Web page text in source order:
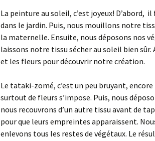
La peinture au soleil, c’est joyeux!
dans le jardin. Puis, nous mouillons notre
la maternelle. Ensuite, nous déposons nos
laissons notre tissu sécher au soleil bien
et les fleurs pour découvrir notre création.
Le tataki-zomé, c’est un peu bruyant,
surtout de fleurs s’impose. Puis, nous
nous recouvrons d’un autre tissu avant de
pour que leurs empreintes apparaissent.
enlevons tous les restes de végétaux. Le